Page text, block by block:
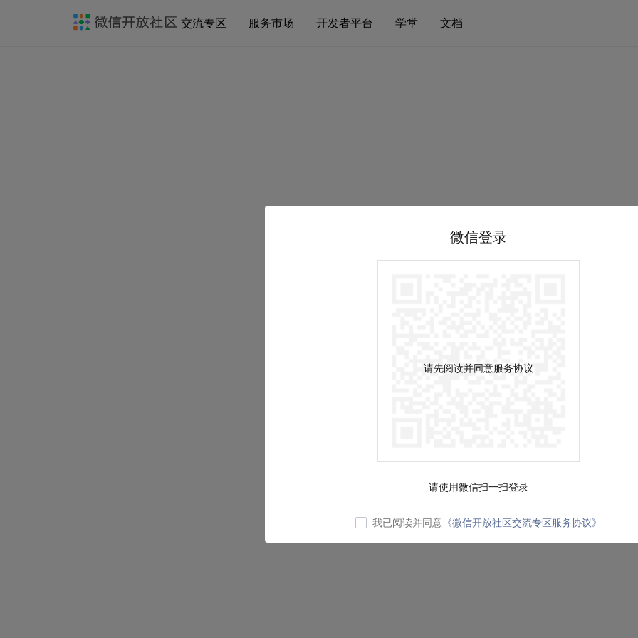
交流专区 服务市场 开发者平台 学堂 文档
微信登录
请先阅读并同意服务协议
请使用微信扫一扫登录
我已阅读并同意 《微信开放社区交流专区服务协议》